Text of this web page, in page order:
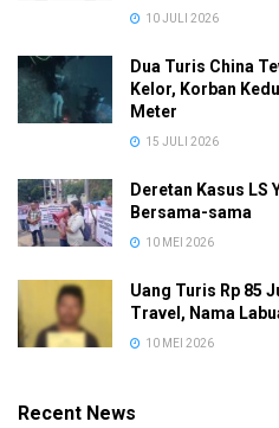
10 JULI 2026
Dua Turis China
Kelor, Korban
Meter
15 JULI 2026
Deretan Kasus LS
Bersama-sama
10 MEI 2026
Uang Turis Rp 85
Travel, Nama
10 MEI 2026
Recent News